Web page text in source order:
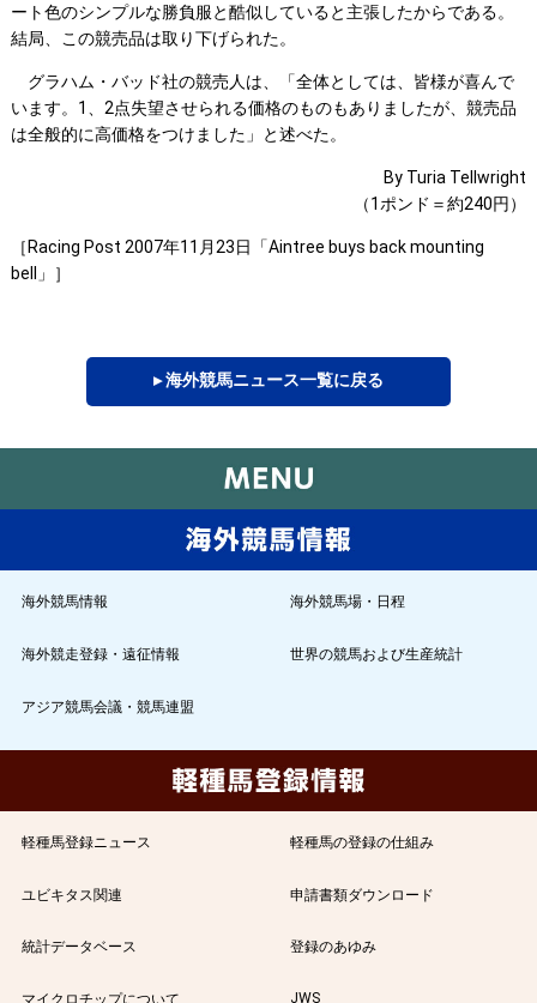
ート色のシンプルな勝負服と酷似していると主張したからである。
結局、この競売品は取り下げられた。
グラハム・バッド社の競売人は、「全体としては、皆様が喜んで
います。1、2点失望させられる価格のものもありましたが、競売品
は全般的に高価格をつけました」と述べた。
By Turia Tellwright
（1ポンド＝約240円）
［Racing Post 2007年11月23日「Aintree buys back mounting
bell」］
▸ 海外競馬ニュース一覧に戻る
海外競馬情報 海外競馬場・日程
海外競走登録・遠征情報 世界の競馬および生産統計
アジア競馬会議・競馬連盟
軽種馬登録ニュース 軽種馬の登録の仕組み
ユビキタス関連 申請書類ダウンロード
統計データベース 登録のあゆみ
JWS